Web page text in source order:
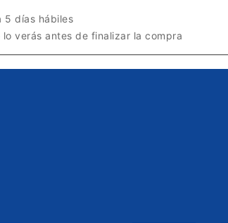
5 días hábiles
lo verás antes de finalizar la compra